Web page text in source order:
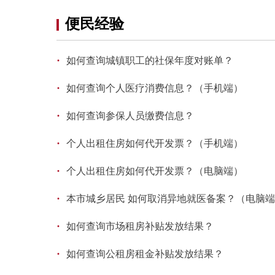
便民经验
· 如何查询城镇职工的社保年度对账单？
· 如何查询个人医疗消费信息？（手机端）
· 如何查询参保人员缴费信息？
· 个人出租住房如何代开发票？（手机端）
· 个人出租住房如何代开发票？（电脑端）
· 本市城乡居民 如何取消异地就医备案？（电脑
· 如何查询市场租房补贴发放结果？
· 如何查询公租房租金补贴发放结果？